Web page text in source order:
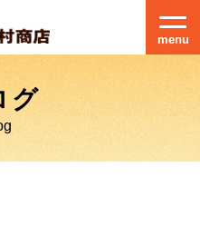
menu
グ